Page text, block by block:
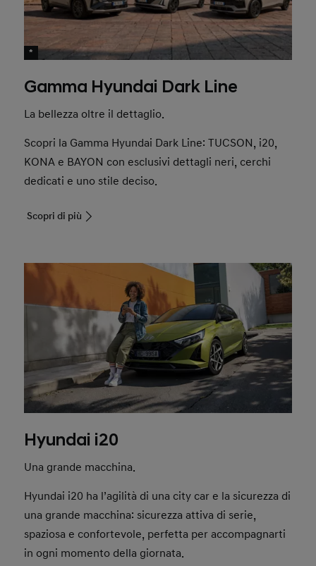
*
Gamma Hyundai Dark Line
La bellezza oltre il dettaglio.
Scopri la Gamma Hyundai Dark Line: TUCSON, i20,
KONA e BAYON con esclusivi dettagli neri, cerchi
dedicati e uno stile deciso.
Scopri di più
Hyundai i20
Una grande macchina.
Hyundai i20 ha l’agilità di una city car e la sicurezza di
una grande macchina: sicurezza attiva di serie,
spaziosa e confortevole, perfetta per accompagnarti
in ogni momento della giornata.